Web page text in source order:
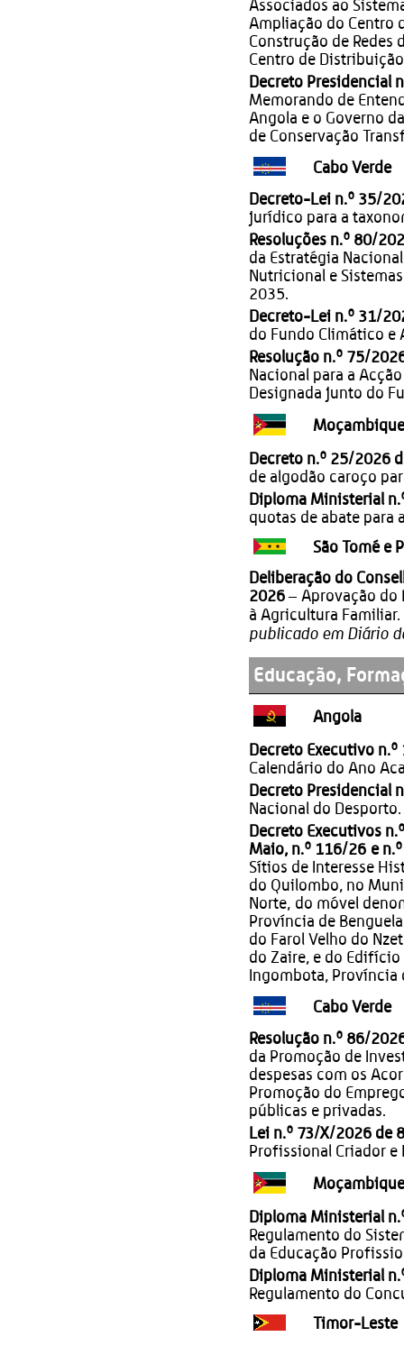
Associados ao
Ampliação do Centro
Construção de Redes
Centro de
Decreto Presidencial
Memorando de
Angola e o Governo
de Conservação
Cabo Verde
Decreto-Lei n.º 35/
jurídico para a
Resoluções n.º 80/
da Estratégia
Nutricional e
2035.
Decreto-Lei n.º 31/
do Fundo Climático e
Resolução n.º 75/
Nacional para a
Designada junto do
Decreto n.º 25/2026
de algodão caroço
Diploma Ministerial
quotas de abate para
São Tomé e
Deliberação do
2026 – Aprovação do
à Agricultura Familiar.
publicado em Diário
Educação,
Angola
Decreto Executivo
Calendário do Ano
Decreto Presidencial
Nacional do Desporto.
Decreto Executivos
Maio, n.º 116/26 e
Sítios de Interesse
do Quilombo, no
Norte, do móvel
Província de
do Farol Velho do
do Zaire, e do
Ingombota, Província
Cabo Verde
Resolução n.º 86/
da Promoção de
despesas com os
Promoção do
públicas e privadas.
Lei n.º 73/X/2026 de
Profissional Criador e
Diploma Ministerial
Regulamento do
da Educação
Diploma Ministerial
Regulamento do
Timor-Leste